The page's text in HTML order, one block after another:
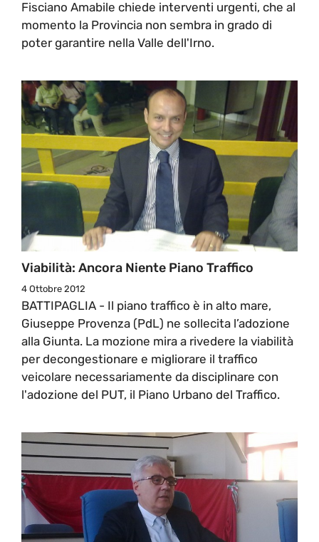
Fisciano Amabile chiede interventi urgenti, che al
momento la Provincia non sembra in grado di
poter garantire nella Valle dell'Irno.
Viabilità: Ancora Niente Piano Traffico
4 Ottobre 2012
BATTIPAGLIA - Il piano traffico è in alto mare,
Giuseppe Provenza (PdL) ne sollecita l’adozione
alla Giunta. La mozione mira a rivedere la viabilità
per decongestionare e migliorare il traffico
veicolare necessariamente da disciplinare con
l'adozione del PUT, il Piano Urbano del Traffico.